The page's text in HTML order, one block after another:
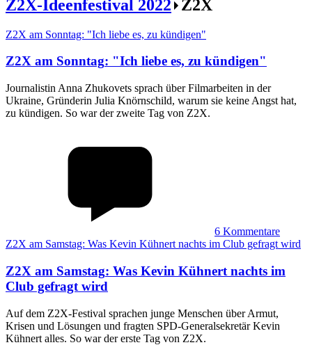
Z2X-Ideenfestival 2022 Z2X
Z2X am Sonntag: "Ich liebe es, zu kündigen"
Z2X am Sonntag: "Ich liebe es, zu kündigen"
Journalistin Anna Zhukovets sprach über Filmarbeiten in der
Ukraine, Gründerin Julia Knörnschild, warum sie keine Angst hat,
zu kündigen. So war der zweite Tag von Z2X.
6 Kommentare
Z2X am Samstag: Was Kevin Kühnert nachts im Club gefragt wird
Z2X am Samstag: Was Kevin Kühnert nachts im
Club gefragt wird
Auf dem Z2X-Festival sprachen junge Menschen über Armut,
Krisen und Lösungen und fragten SPD-Generalsekretär Kevin
Kühnert alles. So war der erste Tag von Z2X.